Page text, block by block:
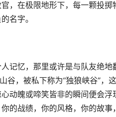
，在极限地形下，每一颗投掷
名字。
记忆，那里或许是与队友绝地
谷，被私下称为“独狼峡谷”，
动魄或啼笑皆非的瞬间便会浮
的战绩，你的风格，你的故事